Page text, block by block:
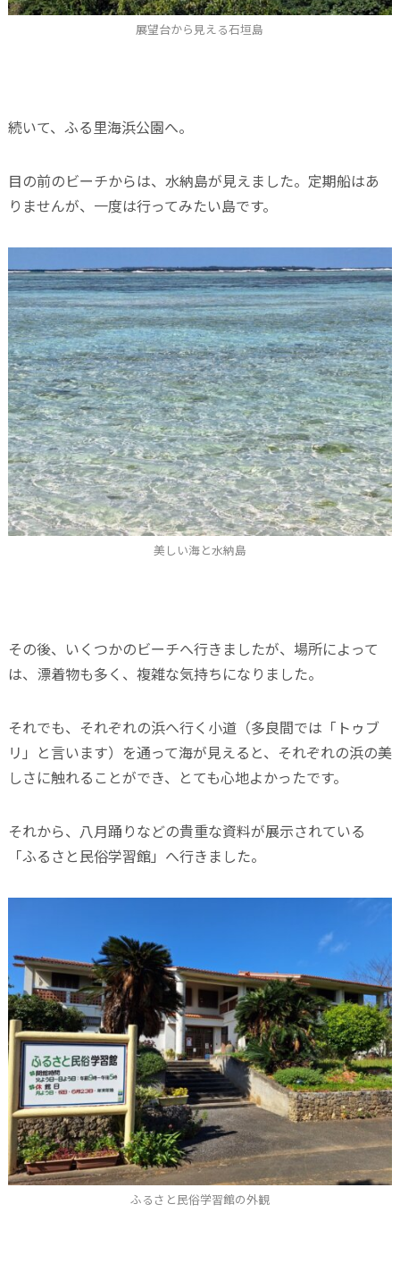
展望台から見える石垣島
続いて、ふる里海浜公園へ。
目の前のビーチからは、水納島が見えました。定期船はあ
りませんが、一度は行ってみたい島です。
美しい海と水納島
その後、いくつかのビーチへ行きましたが、場所によって
は、漂着物も多く、複雑な気持ちになりました。
それでも、それぞれの浜へ行く小道（多良間では「トゥブ
リ」と言います）を通って海が見えると、それぞれの浜の美
しさに触れることができ、とても心地よかったです。
それから、八月踊りなどの貴重な資料が展示されている
「ふるさと民俗学習館」へ行きました。
ふるさと民俗学習館の外観